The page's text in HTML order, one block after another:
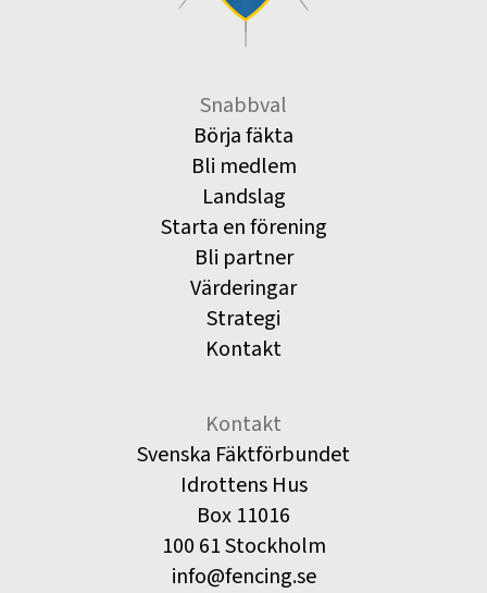
Snabbval
Börja fäkta
Bli medlem
Landslag
Starta en förening
Bli partner
Värderingar
Strategi
Kontakt
Kontakt
Svenska Fäktförbundet
Idrottens Hus
Box 11016
100 61 Stockholm
info@fencing.se